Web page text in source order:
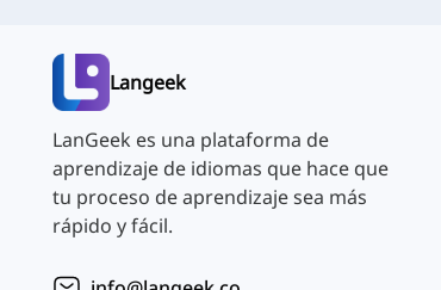
Langeek
LanGeek es una plataforma de
aprendizaje de idiomas que hace que
tu proceso de aprendizaje sea más
rápido y fácil.